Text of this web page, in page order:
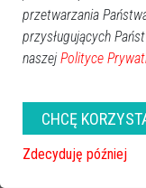
przetwarzania
przysługujących
naszej Polityce
CHCĘ
Zdecyduję później